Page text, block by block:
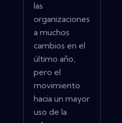
las
organizaciones
a muchos
cambios en el
último año,
pero el
movimiento
hacia un mayor
uso de la